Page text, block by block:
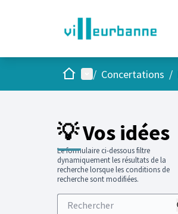
AccueilMenu principal
/ Concertations /
💡 Vos idées
Le formulaire ci-dessous filtre
dynamiquement les résultats de la
recherche lorsque les conditions de
recherche sont modifiées.